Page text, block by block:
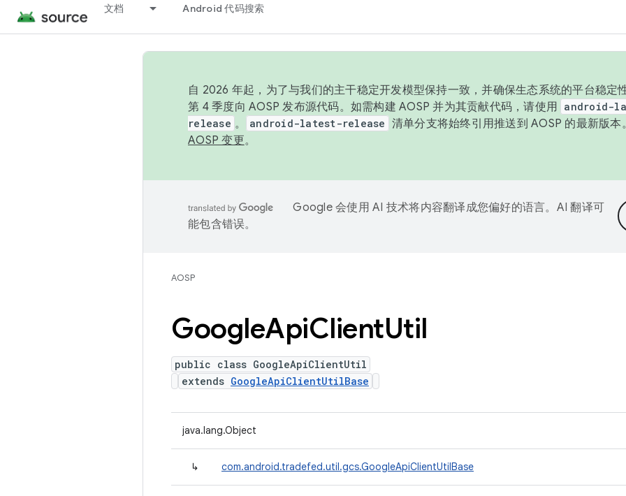
文档 Android 代码搜索
自 2026 年起，为了与我们的主干稳定开发模型保持一致，并确保生态系统的平台稳定
第 4 季度向 AOSP 发布源代码。如需构建 AOSP 并为其贡献代码，请使用 android-
release 。 android-latest-release 清单分支将始终引用推送到 AOSP 的最新版
AOSP 变更。
Google 会使用 AI 技术将内容翻译成您偏好的语言。AI 翻译可
能包含错误。
AOSP
GoogleApiClientUtil
public class GoogleApiClientUtil
extends GoogleApiClientUtilBase
java.lang.Object
↳ com.android.tradefed.util.gcs.GoogleApiClientUtilBase